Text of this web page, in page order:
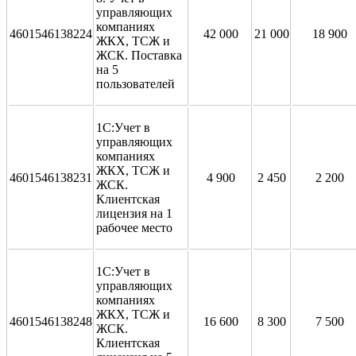
4601546138224
управляющих
компаниях
ЖКХ, ТСЖ и
ЖСК. Поставка
на 5
пользователей
42 000 21 000 18 900
4601546138231
1С:Учет в
управляющих
компаниях
ЖКХ, ТСЖ и
ЖСК.
Клиентская
лицензия на 1
рабочее место
4 900 2 450 2 200
4601546138248
1С:Учет в
управляющих
компаниях
ЖКХ, ТСЖ и
ЖСК.
Клиентская
16 600 8 300 7 500